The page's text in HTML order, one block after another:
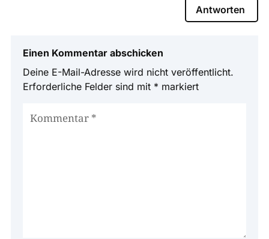
Antworten
Einen Kommentar abschicken
Deine E-Mail-Adresse wird nicht veröffentlicht.
Erforderliche Felder sind mit * markiert